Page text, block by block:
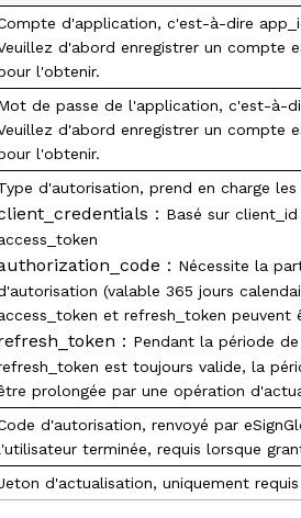
d'application, c'est-à-dire
d'abord enregistrer un compte
l'obtenir.
de passe de l'application, c'est-à-
d'abord enregistrer un compte
l'obtenir.
d'autorisation, prend en charge
： Basé sur
： Nécessite la
(valable 365 jours
et refresh_token peuvent
： Pendant la période
est toujours valide, la
prolongée par une opération
d'autorisation, renvoyé par
terminée, requis lorsque
d'actualisation, uniquement